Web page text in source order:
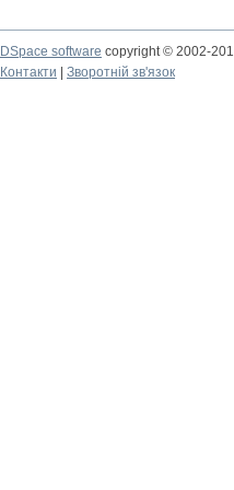
DSpace software copyright © 2002-
Контакти
Зворотній зв'язок